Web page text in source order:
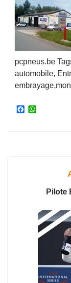
k
p
pcpneus.be
automobile,
F
Pilote